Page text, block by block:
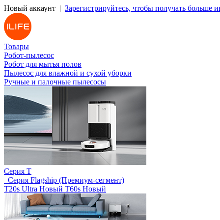
Новый аккаунт | Зарегистрируйтесь, чтобы получать больше
Товары
Робот-пылесос
Робот для мытья полов
Пылесос для влажной и сухой уборки
Ручные и палочные пылесосы
Серия T
_Серия Flagship (Премиум-сегмент)
T20s Ultra Новый T60s Новый